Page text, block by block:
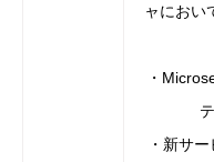
ャにおい
・
・新サ